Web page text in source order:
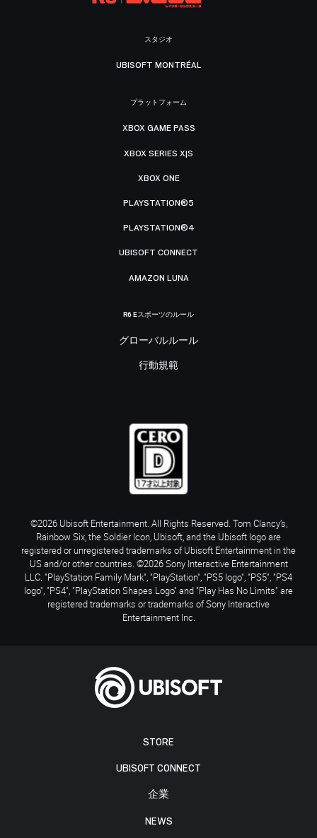
STORE
UBISOFT CONNECT
企業
NEWS
スタジオ
UBISOFT MONTRÉAL
プラットフォーム
XBOX GAME PASS
XBOX SERIES X|S
XBOX ONE
PLAYSTATION®5
PLAYSTATION®4
UBISOFT CONNECT
AMAZON LUNA
R6 Eスポーツのルール
グローバルルール
行動規範
©2026 Ubisoft Entertainment. All Rights Reserved. Tom Clancy’s,
Rainbow Six, the Soldier Icon, Ubisoft, and the Ubisoft logo are
registered or unregistered trademarks of Ubisoft Entertainment in the
US and/or other countries. ©2026 Sony Interactive Entertainment
LLC. "PlayStation Family Mark", "PlayStation", "PS5 logo", "PS5", "PS4
logo", "PS4", "PlayStation Shapes Logo" and "Play Has No Limits" are
registered trademarks or trademarks of Sony Interactive
Entertainment Inc.